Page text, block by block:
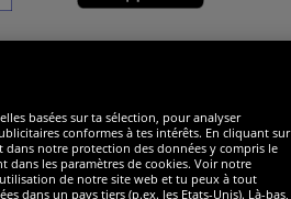
basées sur ta sélection, pour analyser
conformes à tes intérêts. En cliquant sur
dans notre protection des données y compris le
dans les paramètres de cookies. Voir notre
de notre site web et tu peux à tout
dans un pays tiers (p.ex. les Etats-Unis). Là-bas,